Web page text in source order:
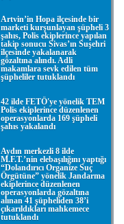
Artvin’in Hopa ilçesinde bir
marketi kurşunlayan şüpheli 3
şahıs, Polis ekiplerince yapılan
takip sonucu Sivas’ın Suşehri
ilçesinde yakalanarak
gözaltına alındı. Adli
makamlara sevk edilen tüm
şüpheliler tutuklandı
42 ilde FETÖ'ye yönelik TEM
Polis ekiplerince düzenlenen
operasyonlarda 169 şüpheli
şahıs yakalandı
Aydın merkezli 8 ilde
M.F.T.’nin elebaşılığını yaptığı
“Dolandırıcı Organize Suç
Örgütüne” yönelik Jandarma
ekiplerince düzenlenen
operasyonlarda gözaltına
alınan 41 şüpheliden 38’i
çıkarıldıkları mahkemece
tutuklandı